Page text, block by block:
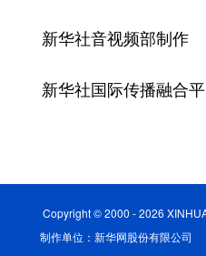
新华社音视频部制作
新华社国际传播融合平
Copyright © 2000 - 2026
制作单位：新华网股份有限公